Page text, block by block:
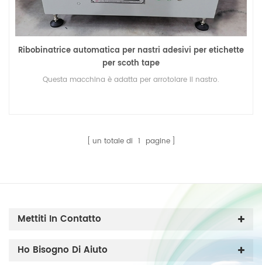
Ribobinatrice automatica per nastri adesivi per etichette
per scoth tape
Questa macchina è adatta per arrotolare il nastro.
un totale di 1 pagine
Mettiti In Contatto
Ho Bisogno Di Aiuto